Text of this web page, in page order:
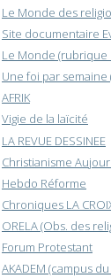
Le Monde des
Site documentaire
Le Monde (rubrique
Une foi par semaine
AFRIK
Vigie de la laïcité
LA REVUE DESSINEE
Christianisme
Hebdo Réforme
Chroniques LA
ORELA (Obs. des
Forum Protestant
AKADEM (campus